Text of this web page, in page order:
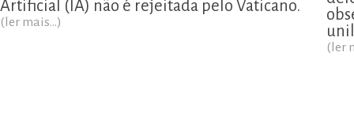
Artificial (IA) não é rejeitada pelo Vaticano.
(ler mais...)
(ler